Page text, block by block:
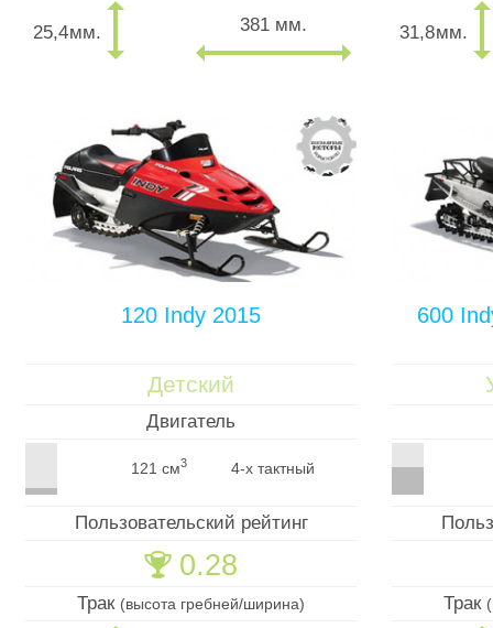
25,4мм. 381 мм. 31,8мм.
120 Indy 2015
Детский
Двигатель
121 см3 4-х тактный
Пользовательский рейтинг
🏆 0.28
Трак (высота гребней/ширина)
600
Трак